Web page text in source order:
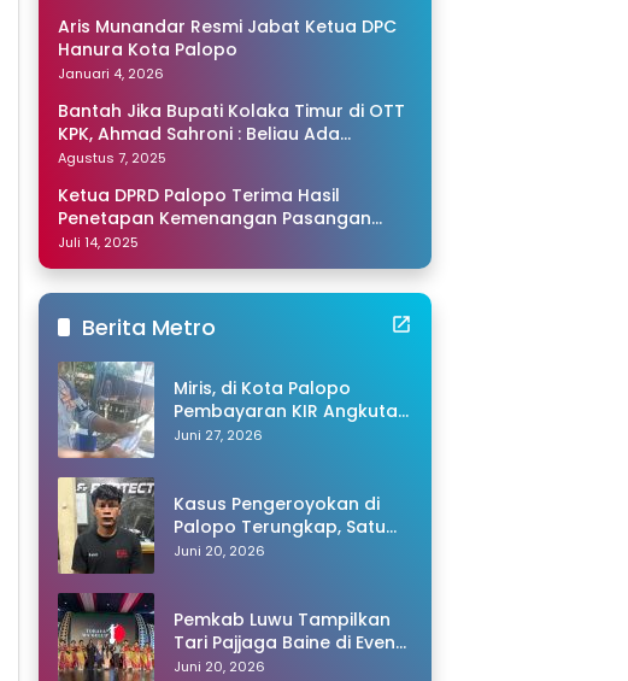
Aris Munandar Resmi Jabat Ketua DPC
Hanura Kota Palopo
Januari 4, 2026
Bantah Jika Bupati Kolaka Timur di OTT
KPK, Ahmad Sahroni : Beliau Ada
Disamping Saya di Makassar
Agustus 7, 2025
Ketua DPRD Palopo Terima Hasil
Penetapan Kemenangan Pasangan
Naili-Akhmad dari KPU Sulsel
Juli 14, 2025
Berita Metro
Miris, di Kota Palopo
Pembayaran KIR Angkutan
Barang Capai Rp600 Ribu,
Juni 27, 2026
Kasus Pengeroyokan di
Palopo Terungkap, Satu
Tersangka Ditangkap
Juni 20, 2026
Pemkab Luwu Tampilkan
Tari Pajjaga Baine di Event
Toraya Ma’gellu’ 2026
Juni 20, 2026